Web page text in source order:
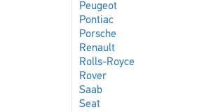
Peugeot
Pontiac
Porsche
Renault
Rolls-Royce
Rover
Saab
Seat